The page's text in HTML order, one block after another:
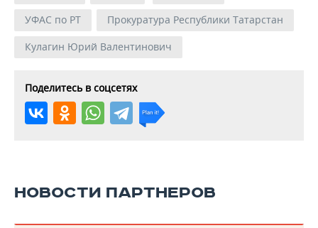
УФАС по РТ
Прокуратура Республики Татарстан
Кулагин Юрий Валентинович
Поделитесь в соцсетях
НОВОСТИ ПАРТНЕРОВ